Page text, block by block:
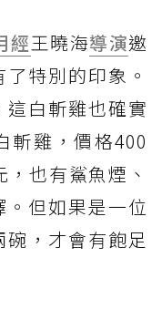
經王曉海導演邀
特別的印象。
白斬雞也確實
斬雞，價格400
也有鯊魚煙、
但如果是一位
，才會有飽足